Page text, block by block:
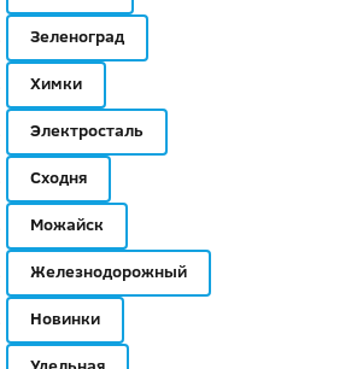
Зеленоград
Химки
Электросталь
Сходня
Можайск
Железнодорожный
Новинки